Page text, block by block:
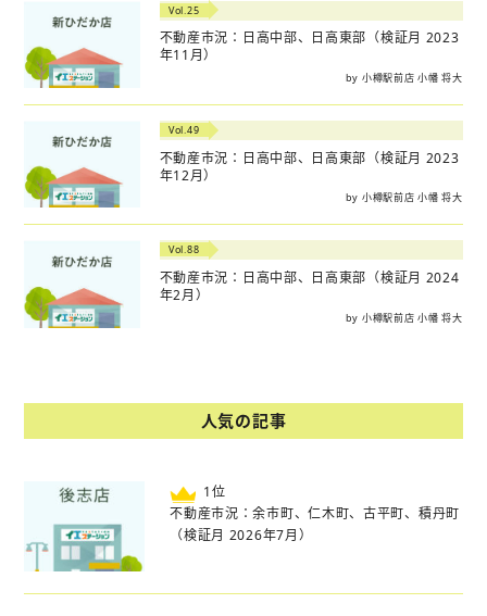
Vol.25
不動産市況：日高中部、日高東部（検証月 2023
年11月）
by 小樽駅前店 小幡 将大
Vol.49
不動産市況：日高中部、日高東部（検証月 2023
年12月）
by 小樽駅前店 小幡 将大
Vol.88
不動産市況：日高中部、日高東部（検証月 2024
年2月）
by 小樽駅前店 小幡 将大
人気の記事
位
不動産市況：余市町、仁木町、古平町、積丹町
（検証月 2026年7月）